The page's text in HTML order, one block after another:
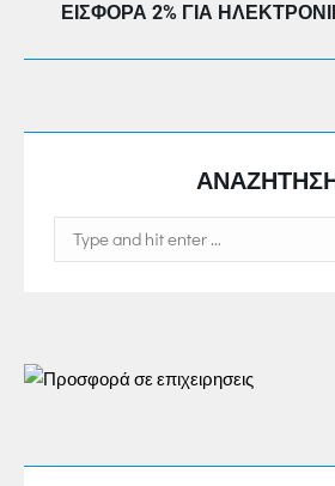
Next
ΕΙΣΦΟΡΆ 2% ΓΙΑ
Search: